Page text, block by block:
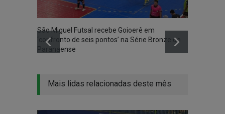
São Miguel Futsal recebe Goioerê em
‘confronto de seis pontos’ na Série Bronze do
Paranaense
Mais lidas relacionadas deste mês